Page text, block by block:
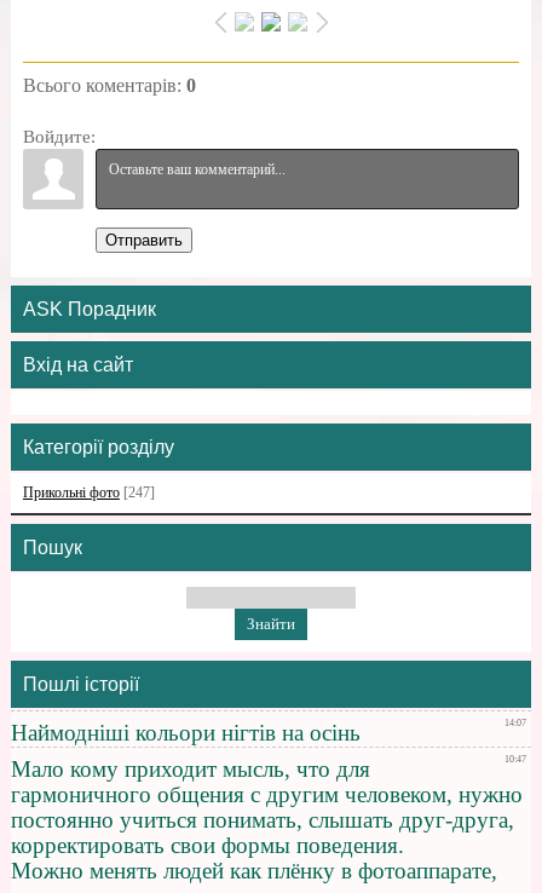
Всього коментарів: 0
Войдите:
Отправить
ASK Порадник
Вхід на сайт
Категорії розділу
Прикольні фото [247]
Пошук
Пошлі історії